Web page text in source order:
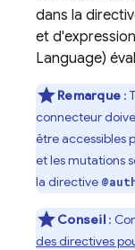
dans la
et
Language)
Remarque :
connecteur
être accessibles
et les mutations
la directive
Conseil:
des directives